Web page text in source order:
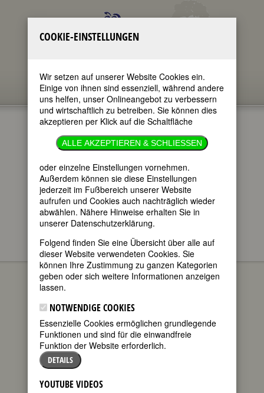
CAROLE
LOMBARD
im ganzen Text
nur in Titeln
BIOGRAPHIEN Carole Lombard
(Jane Alice
Peters
[eigentlicher
Peters [erste
Version des
COOKIE-EINSTELLUNGEN
Wir setzen auf unserer Website Cookies ein.
Einige von ihnen sind essenziell, während andere
uns helfen, unser Onlineangebot zu verbessern
und wirtschaftlich zu betreiben. Sie können dies
akzeptieren per Klick auf die Schaltfläche
ALLE AKZEPTIEREN & SCHLIESSEN
oder einzelne Einstellungen vornehmen.
Außerdem können sie diese Einstellungen
jederzeit im Fußbereich unserer Website
aufrufen und Cookies auch nachträglich wieder
abwählen. Nähere Hinweise erhalten Sie in
unserer Datenschutzerklärung.
Folgend finden Sie eine Übersicht über alle auf
dieser Website verwendeten Cookies. Sie
können Ihre Zustimmung zu ganzen Kategorien
geben oder sich weitere Informationen anzeigen
lassen.
NOTWENDIGE COOKIES
Essenzielle Cookies ermöglichen grundlegende
Funktionen und sind für die einwandfreie
Funktion der Website erforderlich.
DETAILS
YOUTUBE VIDEOS